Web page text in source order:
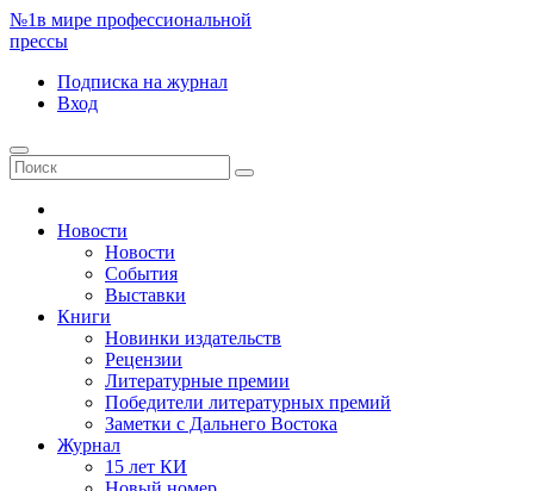
№1в мире профессиональной
прессы
Подписка на журнал
Вход
Новости
Новости
События
Выставки
Книги
Новинки издательств
Рецензии
Литературные премии
Победители литературных премий
Заметки с Дальнего Востока
Журнал
15 лет КИ